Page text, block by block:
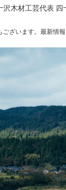
沢木材工芸代表
ございます。最新情